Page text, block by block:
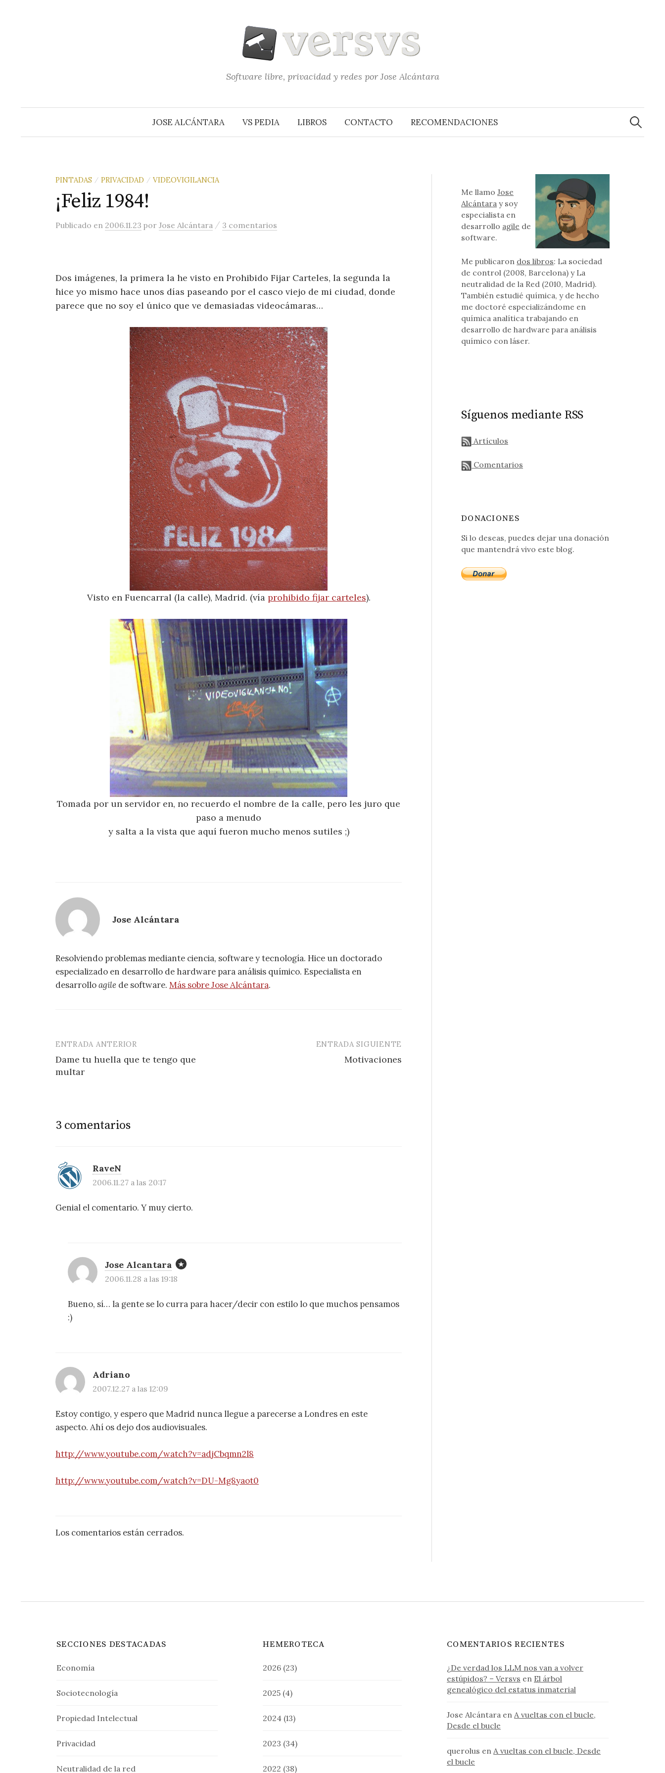
Software libre, privacidad y redes por Jose Alcántara
JOSE ALCÁNTARA VS PEDIA LIBROS CONTACTO RECOMENDACIONES
Buscar:
PINTADAS / PRIVACIDAD / VIDEOVIGILANCIA
¡Feliz 1984!
Publicado en 2006.11.23 por Jose Alcántara / 3 comentarios
Dos imágenes, la primera la he visto en Prohibido Fijar Carteles, la segunda la
hice yo mismo hace unos días paseando por el casco viejo de mi ciudad, donde
parece que no soy el único que ve demasiadas videocámaras…
Visto en Fuencarral (la calle), Madrid. (vía prohibido fijar carteles).
Tomada por un servidor en, no recuerdo el nombre de la calle, pero les juro que
paso a menudo
y salta a la vista que aquí fueron mucho menos sutiles ;)
Jose Alcántara
Resolviendo problemas mediante ciencia, software y tecnología. Hice un doctorado
especializado en desarrollo de hardware para análisis químico. Especialista en
desarrolloagile de software. Más sobre Jose Alcántara.
Navegación
de
ENTRADA ANTERIOR
Dame tu huella que te tengo que
multar
ENTRADA SIGUIENTE
Motivaciones
3 comentarios
RaveN
2006.11.27 a las 20:17
Genial el comentario. Y muy cierto.
Jose Alcantara
2006.11.28 a las 19:18
Bueno, sí… la gente se lo curra para hacer/decir con estilo lo que muchos pensamos
:)
Adriano
2007.12.27 a las 12:09
Estoy contigo, y espero que Madrid nunca llegue a parecerse a Londres en este
aspecto. Ahí os dejo dos audiovisuales.
http://www.youtube.com/watch?v=adjCbqmn2l8
http://www.youtube.com/watch?v=DU-Mg8yaot0
Los comentarios están cerrados.
Me llamoJose
Alcántara y soy
especialista en
desarrollo agile de
software.
Me publicaron dos libros: La sociedad
de control (2008, Barcelona) y La
neutralidad de la Red (2010, Madrid).
También estudié química, y de hecho
me doctoré especializándome en
química analítica trabajando en
desarrollo de hardware para análisis
químico con láser.
Síguenos mediante RSS
Artículos
Comentarios
DONACIONES
Si lo deseas, puedes dejar una donación
que mantendrá vivo este blog.
SECCIONES DESTACADAS
Economía
Sociotecnología
Propiedad Intelectual
Privacidad
Neutralidad de la red
HEMEROTECA
2026 (23)
2025 (4)
2024 (13)
2023 (34)
2022 (38)
COMENTARIOS RECIENTES
¿De verdad los LLM nos van a volver
estúpidos? – Versvs en El árbol
genealógico del estatus inmaterial
Jose Alcántara en A vueltas con el bucle,
Desde el bucle
querolus en A vueltas con el bucle, Desde
el bucle